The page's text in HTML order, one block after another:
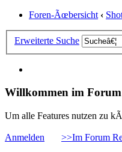
Foren-Ãœbersicht ‹
Erweiterte Suche
Willkommen im
Um alle Features nutzen zu
Anmelden
>>Im Forum